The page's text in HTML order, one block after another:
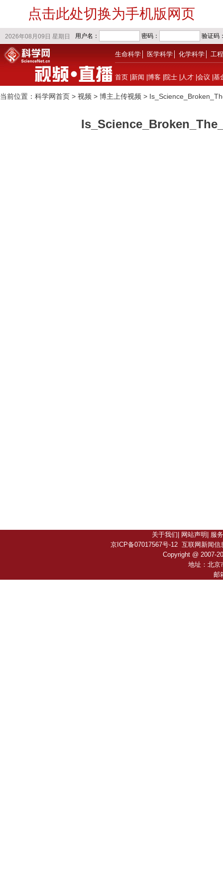
点击此处切换为手机版网页
生命科学 医学科学 化学科学 工
首页 新闻 博客 院士 人才 会议 基
当前位置： 科学网首页 > 视频 > 博主上传视频 >
关于我们 网站声明
服
京ICP备07017567号-12互联网新闻信
Copyright @ 2007-
地址：北京
邮